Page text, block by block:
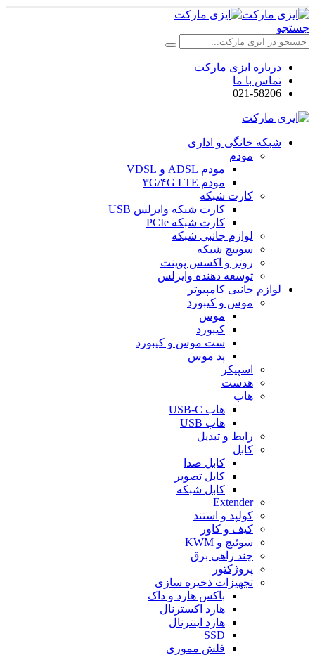
جستجو
درباره ایزی مارکت
تماس با ما
021-58206
شبکه خانگی و اداری
مودم
مودم ADSL و VDSL
مودم ۳G/۴G LTE
کارت شبکه
کارت شبکه وایرلس USB
کارت شبکه PCIe
لوازم جانبی شبکه
سوییچ شبکه
روتر و اکسس پوینت
توسعه دهنده وایرلس
لوازم جانبی کامپیوتر
موس و کیبورد
موس
کیبورد
ست موس و کیبورد
پد موس
اسپیکر
هدست
هاب
هاب USB-C
هاب USB
رابط و تبدیل
کابل
کابل صدا
کابل تصویر
کابل شبکه
Extender
کولپد و استند
کیف و کاور
سوئیچ و KWM
چند راهی برق
پروژکتور
تجهیزات ذخیره سازی
باکس هارد و داک
هارد اکسترنال
هارد اینترنال
SSD
فلش مموری